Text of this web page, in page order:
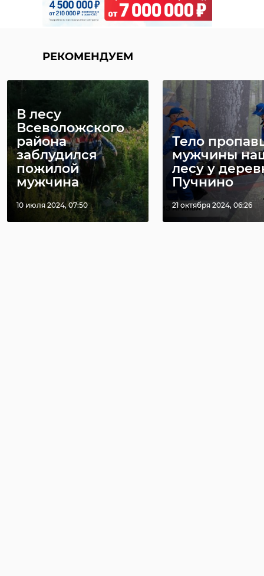
РЕКОМЕНДУЕМ
В лесу
Всеволожского
района
заблудился
пожилой
мужчина
10 июля 2024, 07:50
Тело
мужчины
лесу у
Пучнино
21 октября 2024, 06:26
РЕКОМЕНДУЕМ
Погода в
Ленобласти 29
июля: В среду
ждут ливни, гро ...
Почти без
дождей и до
градусов:
в Ленобла ...
парк монрепо крым
Поделиться статьей: